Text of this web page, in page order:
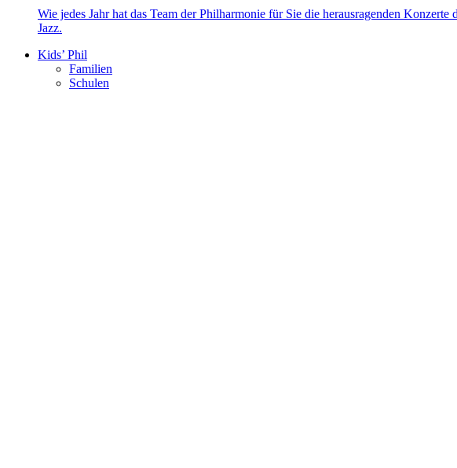
Wie jedes Jahr hat das Team der Philharmonie für Sie die herausragenden
Jazz.
Kids’ Phil
Familien
Schulen